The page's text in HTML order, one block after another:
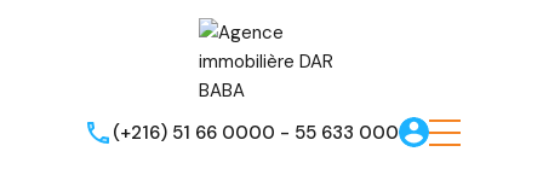
(+216) 51 66 0000 - 55 633 000